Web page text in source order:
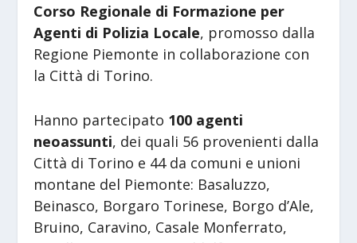
Corso Regionale di Formazione per
Agenti di Polizia Locale, promosso dalla
Regione Piemonte in collaborazione con
la Città di Torino.
Hanno partecipato 100 agenti
neoassunti, dei quali 56 provenienti dalla
Città di Torino e 44 da comuni e unioni
montane del Piemonte: Basaluzzo,
Beinasco, Borgaro Torinese, Borgo d’Ale,
Bruino, Caravino, Casale Monferrato,